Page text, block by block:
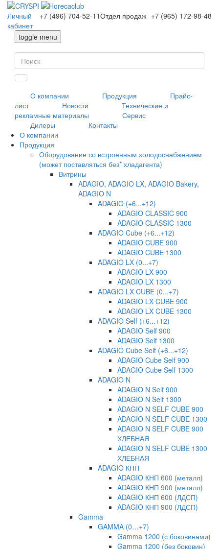
Личный
кабинет
+7 (496) 704-52-11Отдел продаж +7 (965) 172-98-48
toggle menu
О компании Продукция
Прайс-
лист
Новости
Технические и
рекламные материалы
Сервис
Дилеры
Контакты
О компании
Продукция
Оборудование со встроенным холодоснабжением
(может поставляться без* хладагента)
Витрины
ADAGIO, ADAGIO LX, ADAGIO Bakery,
ADAGIO N
ADAGIO (+6...+12)
ADAGIO CLASSIC 900
ADAGIO CLASSIC 1300
ADAGIO Cube (+6...+12)
ADAGIO CUBE 900
ADAGIO CUBE 1300
ADAGIO LX (0...+7)
ADAGIO LX 900
ADAGIO LX 1300
ADAGIO LX CUBE (0...+7)
ADAGIO LX CUBE 900
ADAGIO LX CUBE 1300
ADAGIO Self (+6...+12)
ADAGIO Self 900
ADAGIO Self 1300
ADAGIO Cube Self (+6...+12)
ADAGIO Cube Self 900
ADAGIO Cube Self 1300
ADAGIO N
ADAGIO N Self 900
ADAGIO N Self 1300
ADAGIO N SELF CUBE 900
ADAGIO N SELF CUBE 1300
ADAGIO N SELF CUBE 900
ХЛЕБНАЯ
ADAGIO N SELF CUBE 1300
ХЛЕБНАЯ
ADAGIO КНП
ADAGIO КНП 600 (металл)
ADAGIO КНП 900 (металл)
ADAGIO КНП 600 (ЛДСП)
ADAGIO КНП 900 (ЛДСП)
Gamma
GAMMA (0…+7)
Gamma 1200 (с боковинами)
Gamma 1200 (без боковин)